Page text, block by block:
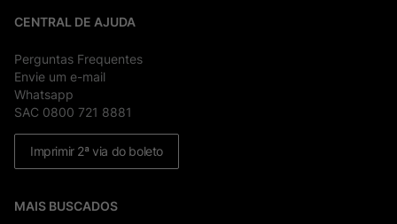
CENTRAL DE AJUDA
Perguntas Frequentes
Envie um e-mail
Whatsapp
SAC 0800 721 8881
Imprimir 2ª via do boleto
MAIS BUSCADOS